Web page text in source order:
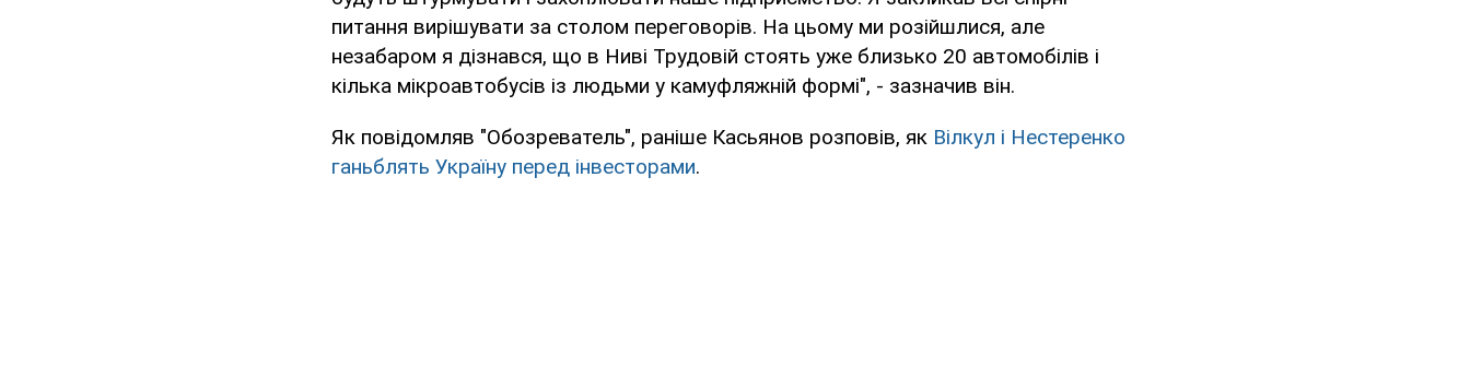
питання вирішувати за столом переговорів. На цьому ми розійшлися, але
незабаром я дізнався, що в Ниві Трудовій стоять уже близько 20 автомобілів і
кілька мікроавтобусів із людьми у камуфляжній формі", - зазначив він.
Як повідомляв "Обозреватель", раніше Касьянов розповів, як Вілкул і Нестеренко
ганьблять Україну перед інвесторами.